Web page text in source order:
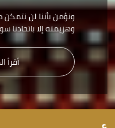
ونؤمن بأننا لن نتمكن
وهزيمته إلا باتحادنا
أقرأ